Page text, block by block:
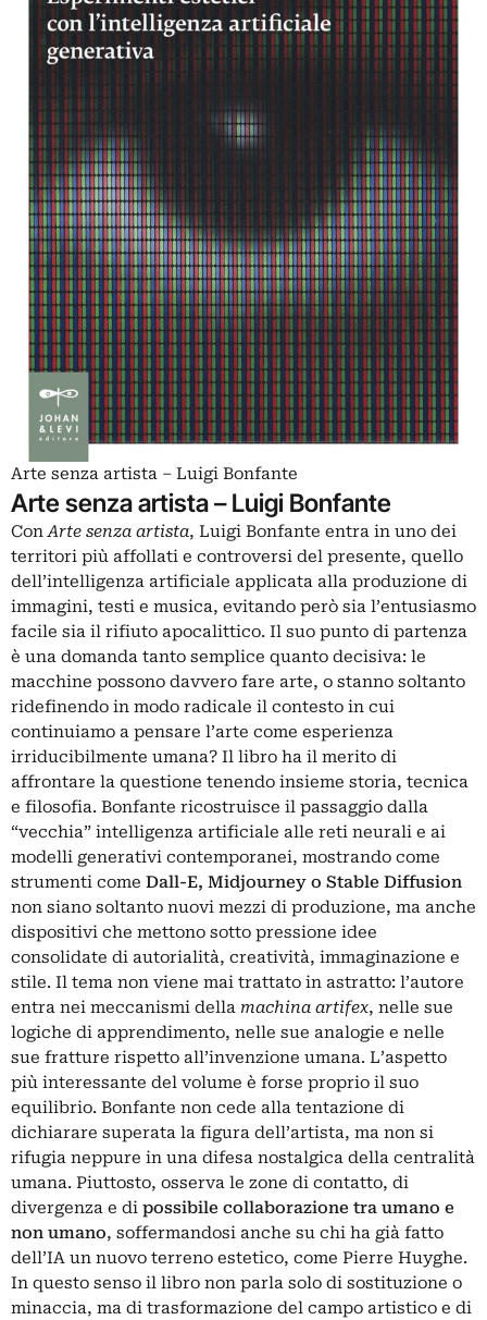
Arte senza artista – Luigi Bonfante
Arte senza artista – Luigi Bonfante
ConArte senza artista, Luigi Bonfante entra in uno dei
territori più affollati e controversi del presente, quello
dell’intelligenza artificiale applicata alla produzione di
immagini, testi e musica, evitando però sia l’entusiasmo
facile sia il rifiuto apocalittico. Il suo punto di partenza
è una domanda tanto semplice quanto decisiva: le
macchine possono davvero fare arte, o stanno soltanto
ridefinendo in modo radicale il contesto in cui
continuiamo a pensare l’arte come esperienza
irriducibilmente umana? Il libro ha il merito di
affrontare la questione tenendo insieme storia, tecnica
e filosofia. Bonfante ricostruisce il passaggio dalla
“vecchia” intelligenza artificiale alle reti neurali e ai
modelli generativi contemporanei, mostrando come
strumenti come Dall-E, Midjourney o Stable Diffusion
non siano soltanto nuovi mezzi di produzione, ma anche
dispositivi che mettono sotto pressione idee
consolidate di autorialità, creatività, immaginazione e
stile. Il tema non viene mai trattato in astratto: l’autore
entra nei meccanismi della machina artifex, nelle sue
logiche di apprendimento, nelle sue analogie e nelle
sue fratture rispetto all’invenzione umana. L’aspetto
più interessante del volume è forse proprio il suo
equilibrio. Bonfante non cede alla tentazione di
dichiarare superata la figura dell’artista, ma non si
rifugia neppure in una difesa nostalgica della centralità
umana. Piuttosto, osserva le zone di contatto, di
divergenza e di possibile collaborazione tra umano e
non umano, soffermandosi anche su chi ha già fatto
dell’IA un nuovo terreno estetico, come Pierre Huyghe.
In questo senso il libro non parla solo di sostituzione o
minaccia, ma di trasformazione del campo artistico e di